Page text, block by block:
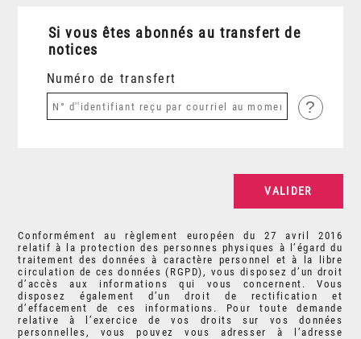
Si vous êtes abonnés au transfert de
notices
Numéro de transfert
?
Conformément au règlement européen du 27 avril 2016
relatif à la protection des personnes physiques à l’égard du
traitement des données à caractère personnel et à la libre
circulation de ces données (RGPD), vous disposez d’un droit
d’accès aux informations qui vous concernent. Vous
disposez également d’un droit de rectification et
d’effacement de ces informations. Pour toute demande
relative à l’exercice de vos droits sur vos données
personnelles, vous pouvez vous adresser à l’adresse